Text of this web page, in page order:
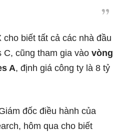
cho biết tất cả các nhà đầu
cũng tham gia vào vòng
A, định giá công ty là 8 tỷ
đốc điều hành của
hôm qua cho biết